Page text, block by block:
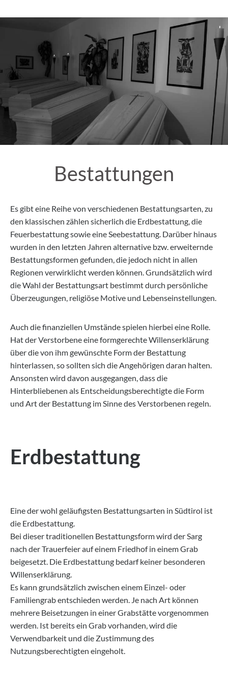
Bestattungen
Es gibt eine Reihe von verschiedenen Bestattungsarten, zu
den klassischen zählen sicherlich die Erdbestattung, die
Feuerbestattung sowie eine Seebestattung. Darüber hinaus
wurden in den letzten Jahren alternative bzw. erweiternde
Bestattungsformen gefunden, die jedoch nicht in allen
Regionen verwirklicht werden können. Grundsätzlich wird
die Wahl der Bestattungsart bestimmt durch persönliche
Überzeugungen, religiöse Motive und Lebenseinstellungen.
Auch die finanziellen Umstände spielen hierbei eine Rolle.
Hat der Verstorbene eine formgerechte Willenserklärung
über die von ihm gewünschte Form der Bestattung
hinterlassen, so sollten sich die Angehörigen daran halten.
Ansonsten wird davon ausgegangen, dass die
Hinterbliebenen als Entscheidungsberechtigte die Form
und Art der Bestattung im Sinne des Verstorbenen regeln.
Erdbestattung
Eine der wohl geläufigsten Bestattungsarten in Südtirol ist
die Erdbestattung.
Bei dieser traditionellen Bestattungsform wird der Sarg
nach der Trauerfeier auf einem Friedhof in einem Grab
beigesetzt. Die Erdbestattung bedarf keiner besonderen
Willenserklärung.
Es kann grundsätzlich zwischen einem Einzel- oder
Familiengrab entschieden werden. Je nach Art können
mehrere Beisetzungen in einer Grabstätte vorgenommen
werden. Ist bereits ein Grab vorhanden, wird die
Verwendbarkeit und die Zustimmung des
Nutzungsberechtigten eingeholt.